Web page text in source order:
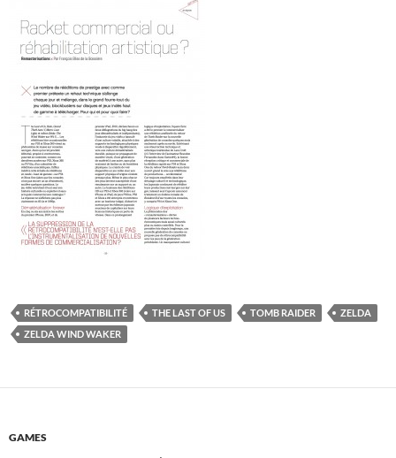
RÉTROCOMPATIBILITÉ THE LAST OF US TOMB RAIDER
ZELDA
ZELDA WIND WAKER
GAMES